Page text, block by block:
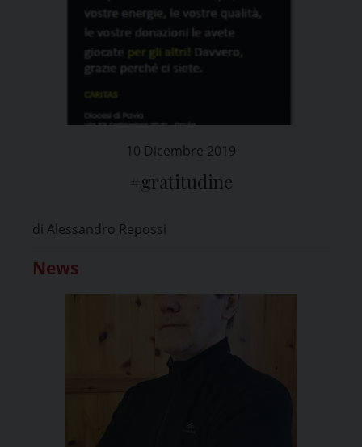
10 Dicembre 2019
#gratitudine
di Alessandro Repossi
News